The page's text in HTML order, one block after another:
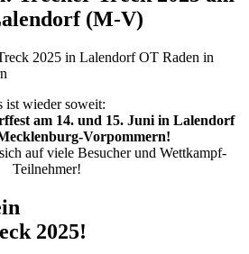
(M-V)
ist wieder soweit:
am 14. und 15. Juni in Lalendorf
Vorpommern!
auf viele Besucher und Wettkampf-
Teilnehmer!
2025!